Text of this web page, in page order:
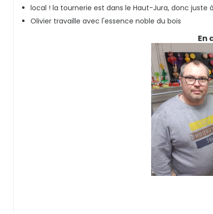
local ! la tournerie est dans le Haut-Jura, donc juste
Olivier travaille avec l'essence noble du bois
En